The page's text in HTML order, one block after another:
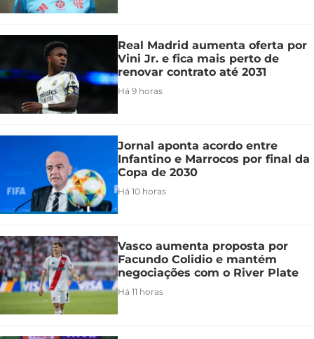
Real Madrid aumenta oferta por
Vini Jr. e fica mais perto de
renovar contrato até 2031
Há 9 horas
Jornal aponta acordo entre
Infantino e Marrocos por final da
Copa de 2030
Há 10 horas
Vasco aumenta proposta por
Facundo Colidio e mantém
negociações com o River Plate
Há 11 horas